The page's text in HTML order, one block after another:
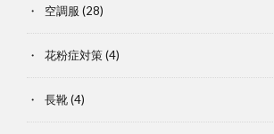
空調服 (28)
花粉症対策(4)
長靴(4)